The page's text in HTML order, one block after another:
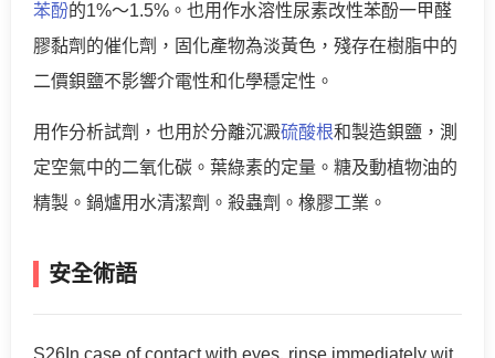
苯酚的1%～1.5%。也用作水溶性尿素改性苯酚一甲醛
膠黏劑的催化劑，固化產物為淡黃色，殘存在樹脂中的
二價鋇鹽不影響介電性和化學穩定性。
用作分析試劑，也用於分離沉澱硫酸根和製造鋇鹽，測
定空氣中的二氧化碳。葉綠素的定量。糖及動植物油的
精製。鍋爐用水清潔劑。殺蟲劑。橡膠工業。
安全術語
S26In case of contact with eyes, rinse immediately wit